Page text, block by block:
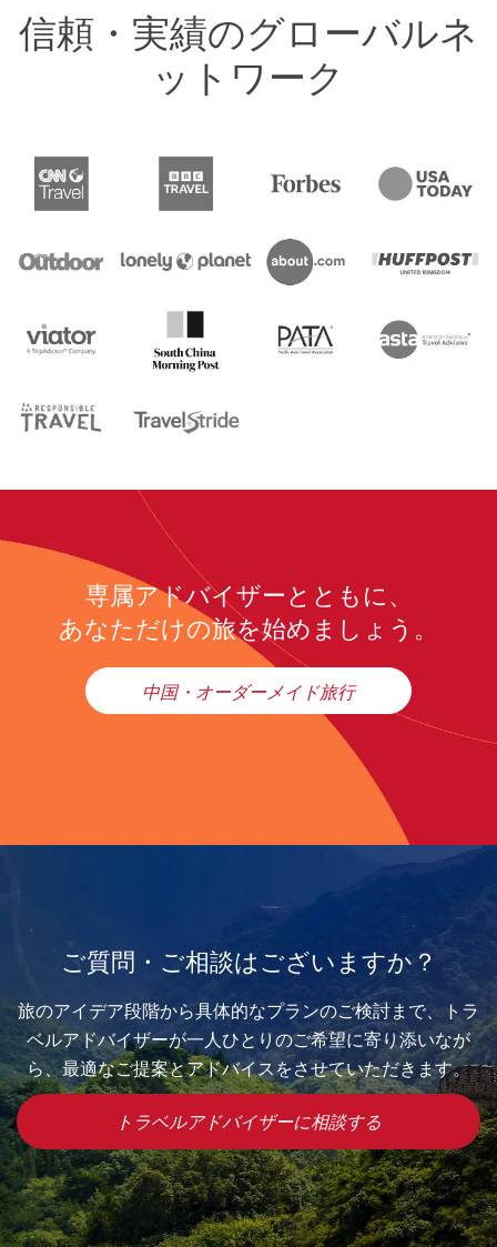
信頼・実績のグローバルネ
ットワーク
専属アドバイザーとともに、
あなただけの旅を始めましょう。
中国・オーダーメイド旅行
ご質問・ご相談はございますか？
旅のアイデア段階から具体的なプランのご検討まで、トラ
ベルアドバイザーが一人ひとりのご希望に寄り添いなが
ら、最適なご提案とアドバイスをさせていただきます。
トラベルアドバイザーに相談する